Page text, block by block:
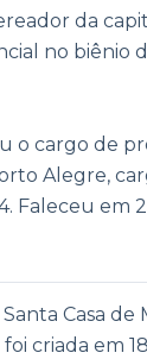
da
no biênio
o cargo de
Alegre,
Faleceu em
Casa de
criada em